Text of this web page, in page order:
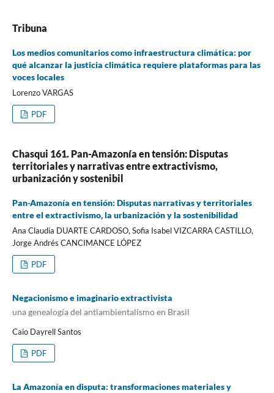
Tribuna
Los medios comunitarios como infraestructura climática: por
qué alcanzar la justicia climática requiere plataformas para las
voces locales
Lorenzo VARGAS
PDF
Chasqui 161. Pan-Amazonía en tensión: Disputas
territoriales y narrativas entre extractivismo,
urbanización y sostenibil
Pan-Amazonía en tensión: Disputas narrativas y territoriales
entre el extractivismo, la urbanización y la sostenibilidad
Ana Claudia DUARTE CARDOSO, Sofia Isabel VIZCARRA CASTILLO,
Jorge Andrés CANCIMANCE LÓPEZ
PDF
Negacionismo e imaginario extractivista
una genealogía del antiambientalismo en Brasil
Caio Dayrell Santos
PDF
La Amazonía en disputa: transformaciones materiales y